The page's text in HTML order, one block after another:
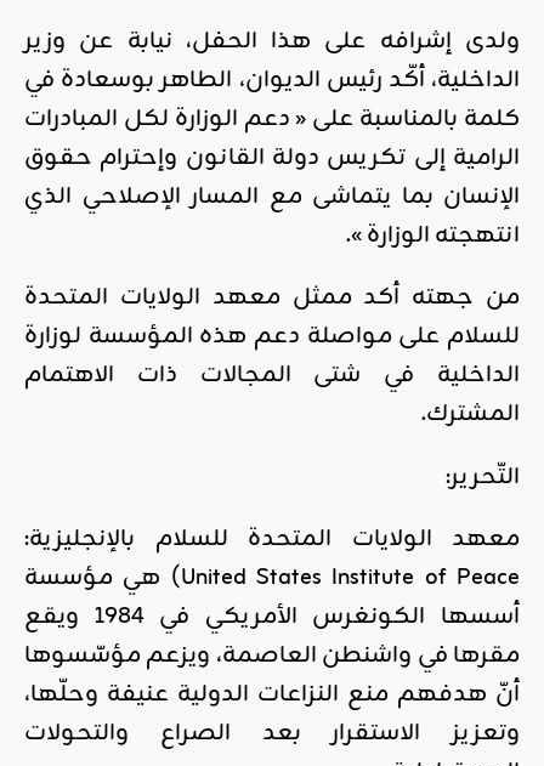
ولدى إشرافه على هذا الحفل، نيابة عن وزير
الداخلية، أكّد رئيس الديوان، الطاهر بوسعادة في
كلمة بالمناسبة على « دعم الوزارة لكل المبادرات
الرامية إلى تكريس دولة القانون وإحترام حقوق
الإنسان بما يتماشى مع المسار الإصلاحي الذي
انتهجته الوزارة ».
من جهته أكد ممثل معهد الولايات المتحدة
للسلام على مواصلة دعم هذه المؤسسة لوزارة
الداخلية في شتى المجالات ذات الاهتمام
المشترك.
التّحرير:
معهد الولايات المتحدة للسلام بالإنجليزية:
United States Institute of Peace)‏ هي مؤسسة
أسسها الكونغرس الأمريكي في 1984 ويقع
مقرها في واشنطن العاصمة، ويزعم مؤسّسوها
أنّ هدفهم منع النزاعات الدولية عنيفة وحلّها،
وتعزيز الاستقرار بعد الصراع والتحولات